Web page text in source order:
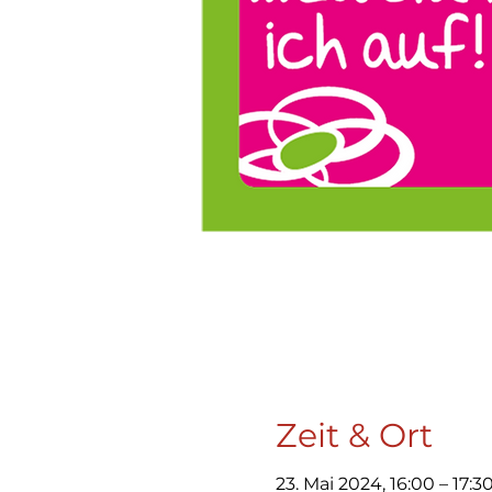
Zeit & Ort
23. Mai 2024, 16:00 –